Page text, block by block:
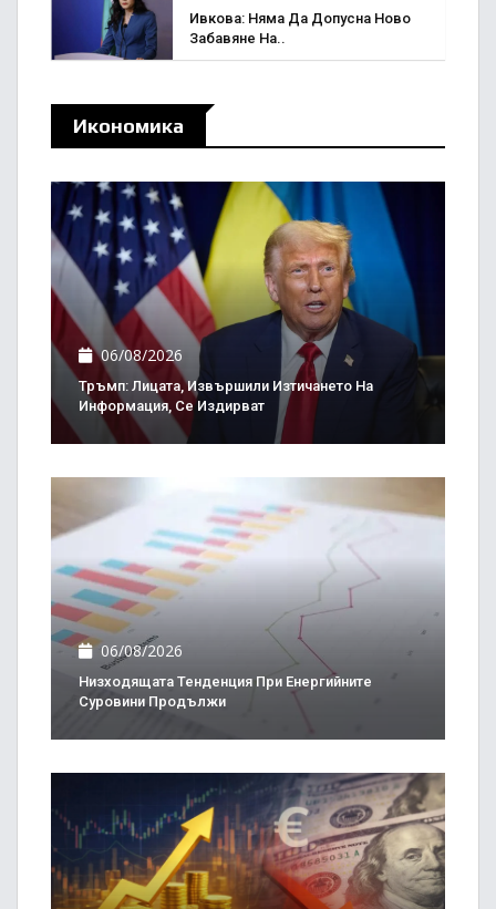
Ивкова: Няма Да Допусна Ново
Забавяне На..
Икономика
06/08/2026
Тръмп: Лицата, Извършили Изтичането На
Информация, Се Издирват
06/08/2026
Низходящата Тенденция При Енергийните
Суровини Продължи